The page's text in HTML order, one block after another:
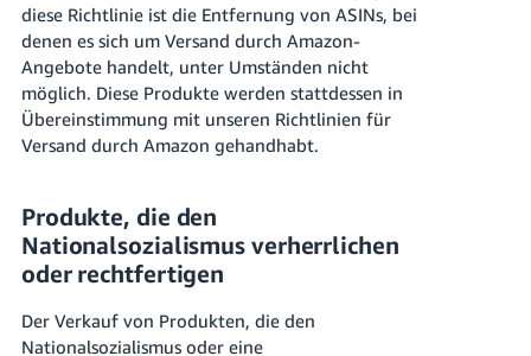
diese Richtlinie ist die Entfernung von ASINs, bei
denen es sich um Versand durch Amazon-
Angebote handelt, unter Umständen nicht
möglich. Diese Produkte werden stattdessen in
Übereinstimmung mit unseren Richtlinien für
Versand durch Amazon gehandhabt.
Produkte, die den
Nationalsozialismus verherrlichen
oder rechtfertigen
Der Verkauf von Produkten, die den
Nationalsozialismus oder eine